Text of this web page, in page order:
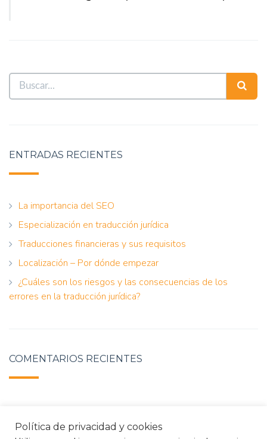
ENTRADAS RECIENTES
La importancia del SEO
Especialización en traducción jurídica
Traducciones financieras y sus requisitos
Localización – Por dónde empezar
¿Cuáles son los riesgos y las consecuencias de los
errores en la traducción jurídica?
COMENTARIOS RECIENTES
Política de privacidad y cookies